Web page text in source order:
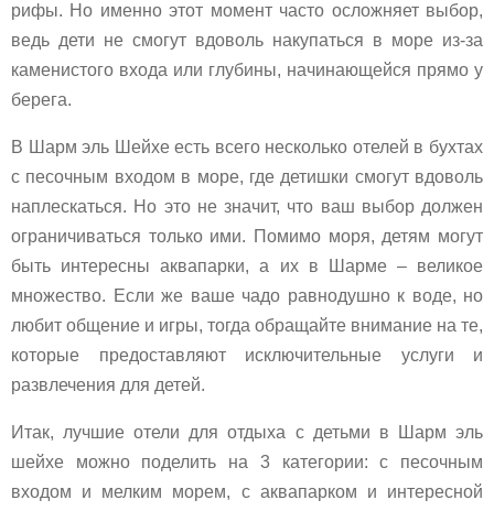
рифы. Но именно этот момент часто осложняет выбор,
ведь дети не смогут вдоволь накупаться в море из-за
каменистого входа или глубины, начинающейся прямо у
берега.
В Шарм эль Шейхе есть всего несколько отелей в бухтах
с песочным входом в море, где детишки смогут вдоволь
наплескаться. Но это не значит, что ваш выбор должен
ограничиваться только ими. Помимо моря, детям могут
быть интересны аквапарки, а их в Шарме – великое
множество. Если же ваше чадо равнодушно к воде, но
любит общение и игры, тогда обращайте внимание на те,
которые предоставляют исключительные услуги и
развлечения для детей.
Итак, лучшие отели для отдыха с детьми в Шарм эль
шейхе можно поделить на 3 категории: с песочным
входом и мелким морем, с аквапарком и интересной